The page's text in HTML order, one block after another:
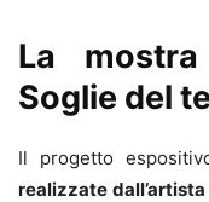
La mostra
Soglie del
Il progetto
realizzate